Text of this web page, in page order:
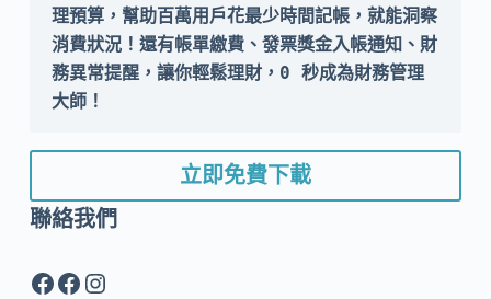
理預算，幫助百萬用戶花最少時間記帳，就能洞察
消費狀況！還有帳單繳費、發票獎金入帳通知、財
務異常提醒，讓你輕鬆理財，0 秒成為財務管理
大師！
立即免費下載
聯絡我們
Facebook
Facebook
Instagram